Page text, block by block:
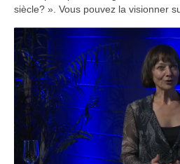
siècle? ». Vous pouvez la visionner